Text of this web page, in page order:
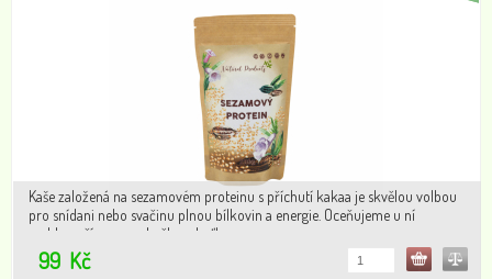
Kaše založená na sezamovém proteinu s příchutí kakaa je skvělou volbou
pro snídani nebo svačinu plnou bílkovin a energie. Oceňujeme u ní
rychlou přípravu a skvělou chuť!
99 Kč